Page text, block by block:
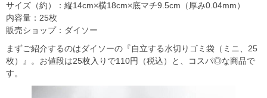
サイズ（約）：縦14cm×横18cm×底マチ9.5cm（厚み0.04mm）
内容量：25枚
販売ショップ：ダイソー
まずご紹介するのはダイソーの『自立する水切りゴミ袋（ミニ、25
枚）』。お値段は25枚入りで110円（税込）と、コスパ◎な商品で
す。